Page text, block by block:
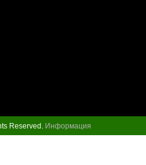
Reserved. Информация